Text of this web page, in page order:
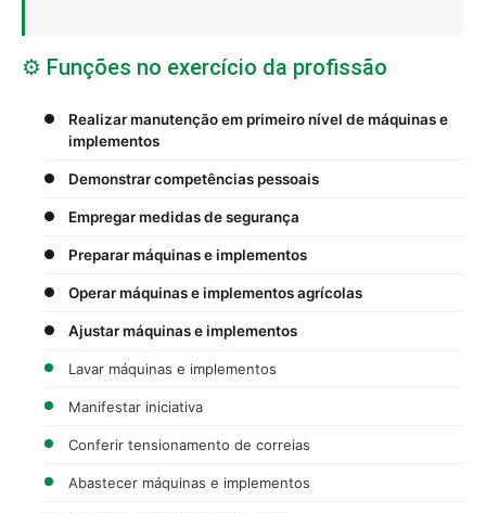
⚙️ Funções no exercício da profissão
Realizar manutenção em primeiro nível de máquinas e
implementos
Demonstrar competências pessoais
Empregar medidas de segurança
Preparar máquinas e implementos
Operar máquinas e implementos agrícolas
Ajustar máquinas e implementos
Lavar máquinas e implementos
Manifestar iniciativa
Conferir tensionamento de correias
Abastecer máquinas e implementos